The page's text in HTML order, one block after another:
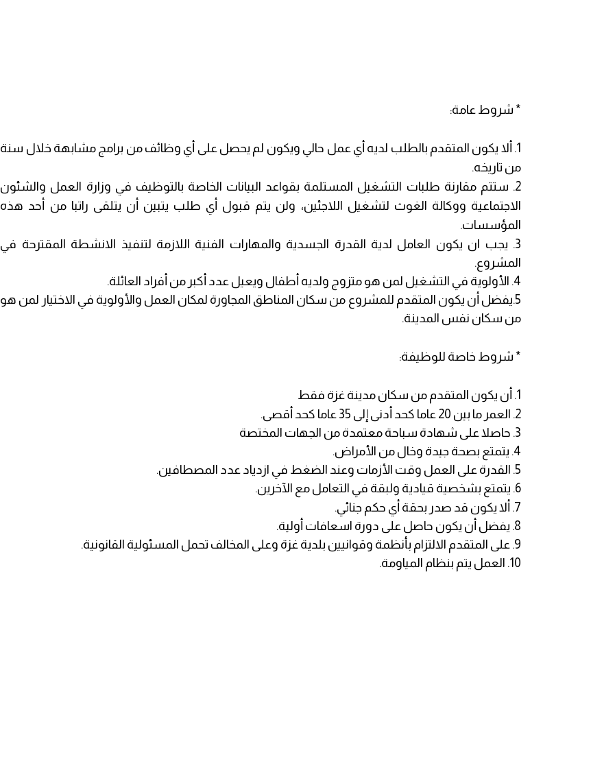
* شروط عامة:
1. ألا يكون المتقدم بالطلب لديه أي عمل حالي ويكون لم يحصل على أي وظائف من برامج مشابهة خلال سنة
من تاريخه.
2. ستتم مقارنة طلبات التشغيل المستلمة بقواعد البيانات الخاصة بالتوظيف في وزارة العمل والشئون
الاجتماعية ووكالة الغوث لتشغيل اللاجئين، ولن يتم قبول أي طلب يتبين أن يتلقى راتبا من أحد هذه
المؤسسات.
3. يجب ان يكون العامل لدية القدرة الجسدية والمهارات الفنية اللازمة لتنفيذ الانشطة المقترحة في
المشروع.
4. الأولوية في التشغيل لمن هو متزوج ولديه أطفال ويعيل عدد أكبر من أفراد العائلة.
5.يفضل أن يكون المتقدم للمشروع من سكان المناطق المجاورة لمكان العمل والأولوية في الاختيار لمن هو
من سكان نفس المدينة.
* شروط خاصة للوظيفة:
1. أن يكون المتقدم من سكان مدينة غزة فقط
2. العمر ما بين 20 عاما كحد أدنى إلى 35 عاما كحد أقصى.
3. حاصلا على شهادة سباحة معتمدة من الجهات المختصة
4. يتمتع بصحة جيدة وخال من الأمراض.
5. القدرة على العمل وقت الأزمات وعند الضغط في ازدياد عدد المصطافين.
6. يتمتع بشخصية قيادية ولبقة في التعامل مع الآخرين.
7. ألا يكون قد صدر بحقة أي حكم جنائي.
8. يفضل أن يكون حاصل على دورة اسعافات أولية.
9. على المتقدم الالتزام بأنظمة وقوانيين بلدية غزة وعلى المخالف تحمل المسئولية القانونية.
10. العمل يتم بنظام المياومة.